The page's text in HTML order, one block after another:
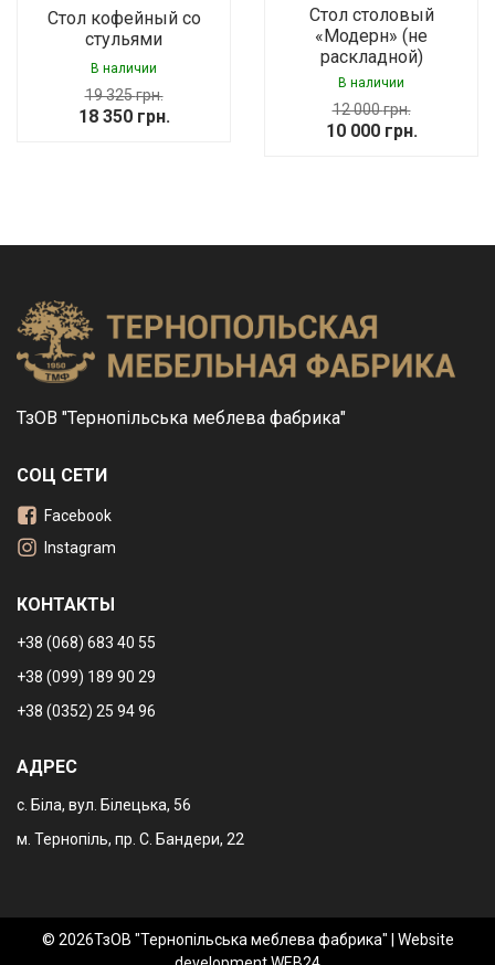
Стол кофейный со
стульями
19 325грн.
Original
18 350 грн.Current
В наличии
Стол столовый
«Модерн» (не
раскладной)
12 000грн.
Original
10 000 грн.Current
В наличии
ТзОВ "Тернопільська меблева фабрика"
СОЦ СЕТИ
Facebook
Instagram
КОНТАКТЫ
+38 (068) 683 40 55
+38 (099) 189 90 29
+38 (0352) 25 94 96
АДРЕС
с. Біла, вул. Білецька, 56
м. Тернопіль, пр. С. Бандери, 22
© 2026ТзОВ "Тернопільська меблева фабрика" | Website